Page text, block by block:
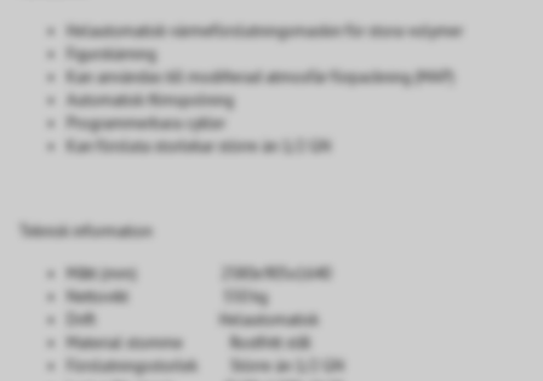
Helautomatisk värmeförslutningsmaskin för stora volymer
Figurskärning
Kan användas till modifierad atmosfär förpackning (MAP)
Automatisk filmspolning
Programmerbara cykler
Kan försluta storlekar större än 1/2 GN
Teknisk information
Mått (mm)
2580x905x1640
Nettovikt 550 kg
Drift
Helautomatisk
Material stomme Rostfritt stål
Förslutningsstorlek
Större än 1/2 GN